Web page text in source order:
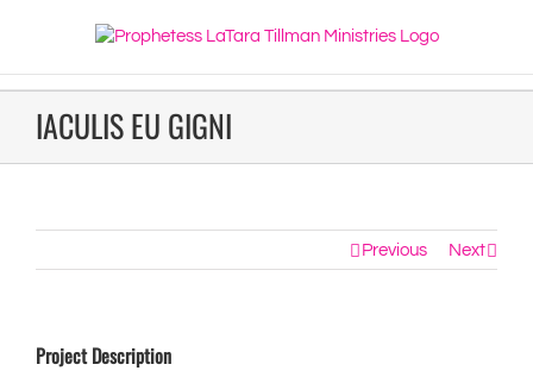
IACULIS EU GIGNI
Previous Next
Project Description